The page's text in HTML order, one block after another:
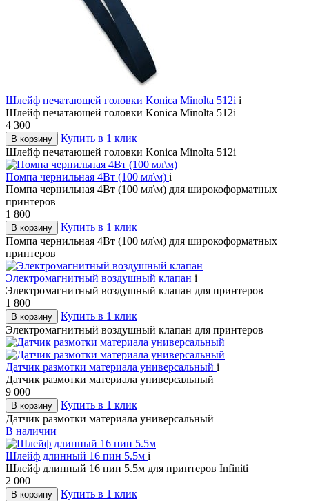
Шлейф печатающей головки Konica Minolta 512i i
Шлейф печатающей головки Konica Minolta 512i
4 300
В корзину
Купить в 1 клик
Шлейф печатающей головки Konica Minolta 512i
Помпа чернильная 4Вт (100 мл\м) i
Помпа чернильная 4Вт (100 мл\м) для широкоформатных
принтеров
1 800
В корзину
Купить в 1 клик
Помпа чернильная 4Вт (100 мл\м) для широкоформатных
принтеров
Электромагнитный воздушный клапан i
Электромагнитный воздушный клапан для принтеров
1 800
В корзину
Купить в 1 клик
Электромагнитный воздушный клапан для принтеров
Датчик размотки материала универсальный i
Датчик размотки материала универсальный
9 000
В корзину
Купить в 1 клик
Датчик размотки материала универсальный
В наличии
Шлейф длинный 16 пин 5.5м i
Шлейф длинный 16 пин 5.5м для принтеров Infiniti
2 000
В корзину
Купить в 1 клик